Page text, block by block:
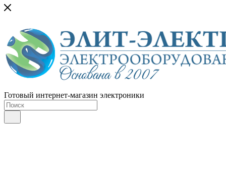
Готовый интернет-магазин электроники